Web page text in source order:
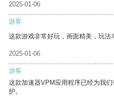
2025-01-06
游客
这款游戏非常好玩，画面精美，玩法
2025-01-06
游客
这款加速器VPM应用程序已经为我
护。